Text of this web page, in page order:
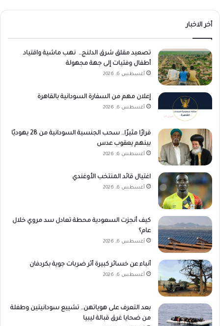
أخر الاخبار
تصعيد مقلق شرق الدلنج.. نهب ماشية واقتياد
أطفال وفتيات إلى جهة مجهولة
أغسطس 6, 2026
إعلان مهم من السفارة السودانية بالقاهرة
أغسطس 6, 2026
قرارًا مثيرًا.. سحب الجنسية السودانية من 28 يهوديًا
بينهم يعقوب عدس
أغسطس 6, 2026
اغتيال قائد المنتخب الأوغندي
أغسطس 6, 2026
كيف أنجزت السعودية محطة تعادل سد مروي خلال
عام؟
أغسطس 6, 2026
أنباء عن خسائر كبيرة أثر ضربات جوية بكردفان
أغسطس 6, 2026
بعد التعرف على هوياتهن.. تشييع سودانيتين وطفلة
من ضحايا غرق قبالة ليبيا